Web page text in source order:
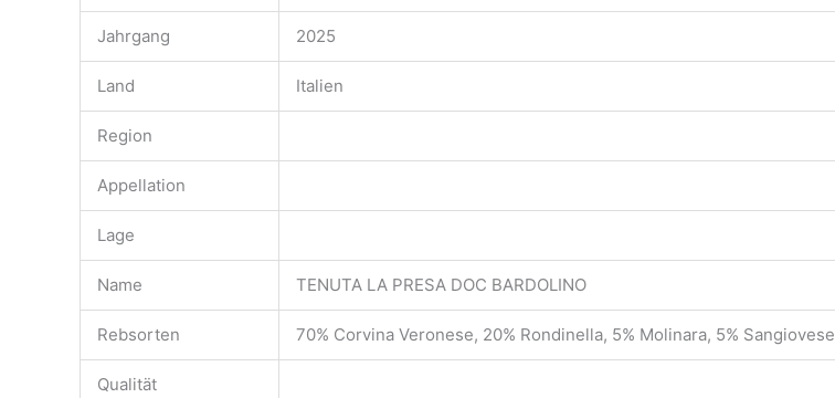
Jahrgang 2025
Land Italien
Region
Appellation
Lage
Name TENUTA LA PRESA DOC BARDOLINO
Rebsorten 70% Corvina Veronese, 20% Rondinella, 5% Molinara, 5% Sangiovese
Qualität